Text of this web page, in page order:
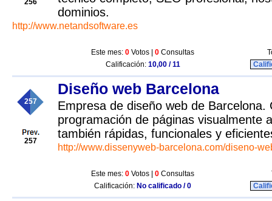
256
dominios.
http://www.netandsoftware.es
Este mes: 0 Votos | 0 Consultas
Calificación: 10,00 / 11
257
257
Diseño web Barcelona
Empresa de diseño web de Barcelona.
programación de páginas visualmente
también rápidas, funcionales y
http://www.dissenyweb-barcelona.com/diseno-
Este mes: 0 Votos | 0 Consultas
Calificación: No calificado / 0